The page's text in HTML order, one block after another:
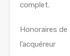
complet.
Honoraires de
l’acquéreur